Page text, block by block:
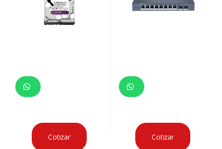
Cotizar Cotizar